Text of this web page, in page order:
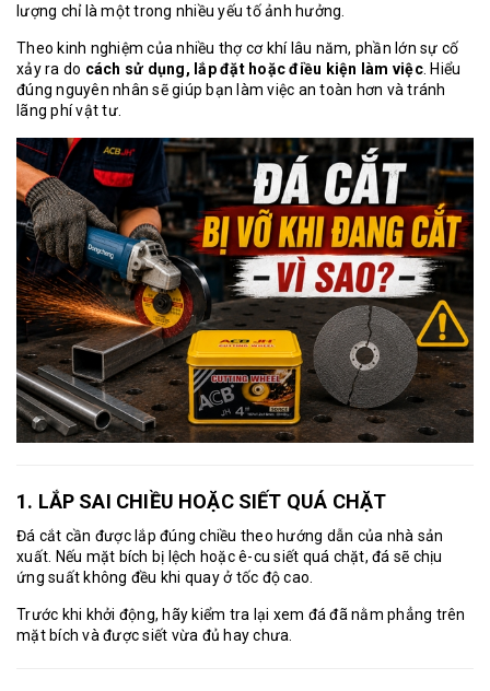
lượng chỉ là một trong nhiều yếu tố ảnh hưởng.
Theo kinh nghiệm của nhiều thợ cơ khí lâu năm, phần lớn sự cố
xảy ra do cách sử dụng, lắp đặt hoặc điều kiện làm việc. Hiểu
đúng nguyên nhân sẽ giúp bạn làm việc an toàn hơn và tránh
lãng phí vật tư.
1. LẮP SAI CHIỀU HOẶC SIẾT QUÁ CHẶT
Đá cắt cần được lắp đúng chiều theo hướng dẫn của nhà sản
xuất. Nếu mặt bích bị lệch hoặc ê-cu siết quá chặt, đá sẽ chịu
ứng suất không đều khi quay ở tốc độ cao.
Trước khi khởi động, hãy kiểm tra lại xem đá đã nằm phẳng trên
mặt bích và được siết vừa đủ hay chưa.